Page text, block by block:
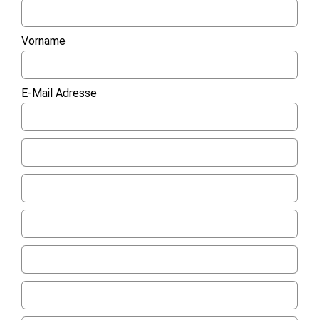
Vorname
E-Mail Adresse